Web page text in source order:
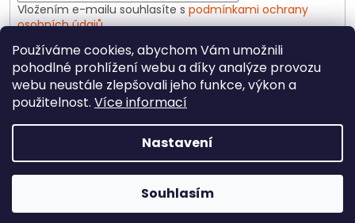
Používáme cookies, abychom Vám umožnili
pohodlné prohlížení webu a díky analýze provozu
webu neustále zlepšovali jeho funkce, výkon a
použitelnost. Více informací
Nastavení
Souhlasím
Vložením e-mailu souhlasíte s podmínkami ochrany
osobních údajů
PŘIHLÁSIT SE
Copyright 2026CeliakShop.cz. Všechna práva
vyhrazena.